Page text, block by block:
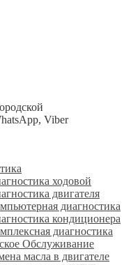
Viber
ходовой
двигателя
диагностика
кондиционера
диагностика
Обслуживание
масла в двигателе